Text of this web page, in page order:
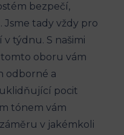
bezpečí,
Jsme tady vždy pro
v týdnu. S našimi
oboru vám
odborné a
pocit
tónem vám
v jakémkoli